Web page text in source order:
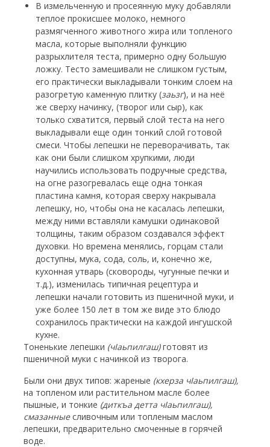
В измельченную и просеянную муку добавляли
теплое прокисшее молоко, немного
размягченного животного жира или топленого
масла, которые выполняли функцию
разрыхлителя теста, примерно одну большую
ложку. Тесто замешивали не слишком густым,
его практически выкладывали тонким слоем на
разогретую каменную плитку (заьзг), и на неё
же сверху начинку, (творог или сыр), как
только схватится, первый слой теста на него
выкладывали еще один тонкий слой готовой
смеси. Чтобы лепешки не переворачивать, так
как они были слишком хрупкими, люди
научились использовать подручные средства,
на огне разогревалась еще одна тонкая
пластина камня, которая сверху накрывала
лепешку, но, чтобы она не касалась лепешки,
между ними вставляли камушки одинаковой
толщины, таким образом создавался эффект
духовки. Но времена менялись, горцам стали
доступны, мука, сода, соль, и, конечно же,
кухонная утварь (сковороды, чугунные печки и
т.д.), изменилась типичная рецептура и
лепешки начали готовить из пшеничной муки, и
уже более 150 лет в том же виде это блюдо
сохранилось практически на каждой ингушской
кухне.
Тоненькие лепешки (чIаьпилгаш)готовят из
пшеничной муки с начинкой из творога.
Были они двух типов: жареные (кхерза чIаьпилгаш),
на топленом или растительном масле более
пышные, и тонкие (диткъа детта чIаьпилгаш),
смазанныесливочным или топленым маслом
лепешки, предварительно смоченные в горячей
воде.